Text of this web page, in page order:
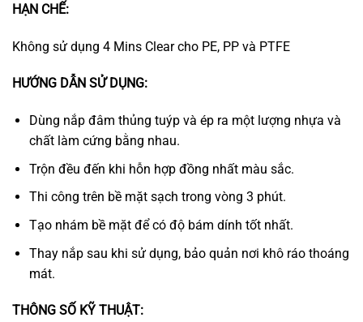
HẠN CHẾ:
Không sử dụng 4 Mins Clear cho PE, PP và PTFE
HƯỚNG DẪN SỬ DỤNG:
Dùng nắp đâm thủng tuýp và ép ra một lượng nhựa và
chất làm cứng bằng nhau.
Trộn đều đến khi hỗn hợp đồng nhất màu sắc.
Thi công trên bề mặt sạch trong vòng 3 phút.
Tạo nhám bề mặt để có độ bám dính tốt nhất.
Thay nắp sau khi sử dụng, bảo quản nơi khô ráo thoáng
mát.
THÔNG SỐ KỸ THUẬT: